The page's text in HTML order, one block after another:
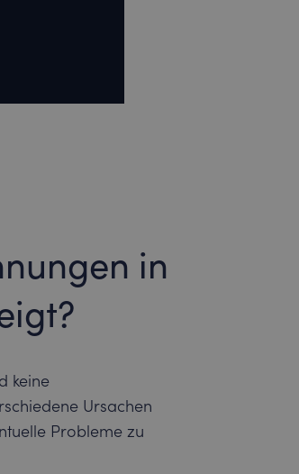
in
keine
Ursachen
Probleme zu